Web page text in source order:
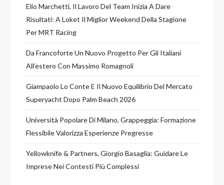
Elio Marchetti, Il Lavoro Del Team Inizia A Dare
Risultati: A Loket Il Miglior Weekend Della Stagione
Per MRT Racing
Da Francoforte Un Nuovo Progetto Per Gli Italiani
All’estero Con Massimo Romagnoli
Giampaolo Lo Conte E Il Nuovo Equilibrio Del Mercato
Superyacht Dopo Palm Beach 2026
Università Popolare Di Milano, Grappeggia: Formazione
Flessibile Valorizza Esperienze Pregresse
Yellowknife & Partners, Giorgio Basaglia: Guidare Le
Imprese Nei Contesti Più Complessi